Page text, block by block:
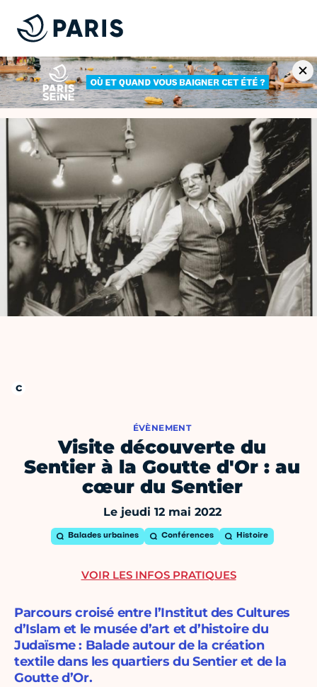
ÉVÈNEMENT
Visite découverte du
Sentier à la Goutte d'Or : au
cœur du Sentier
Le jeudi 12 mai 2022
Balades urbaines Conférences Histoire
Parcours croisé entre l’Institut des Cultures
d’Islam et le musée d’art et d’histoire du
Judaïsme : Balade autour de la création
textile dans les quartiers du Sentier et de la
Goutte d’Or.
VOIR LES INFOS PRATIQUES